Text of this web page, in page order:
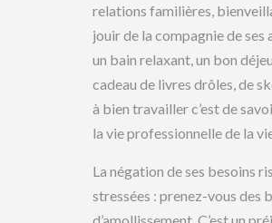
relations familières,
jouir de la compagnie de ses
un bain relaxant, un bon
cadeau de livres drôles, de
à bien travailler c’est de
la vie professionnelle de la
La négation de ses besoins
stressées : prenez-vous des